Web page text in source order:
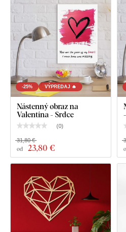
Čo nájdete v balíku?
Romantický 3D obraz z
Vopred namontovaný
obrazu
Prehľadný návod na montáž
-25% VÝPREDAJ 🔥
Nástenný obraz na
Valentína - Srdce
(0)
od 23,80 €
31,80 €